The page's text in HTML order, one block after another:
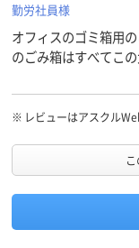
勤労社員様
オフィスのゴミ箱用
のごみ箱はすべてこ
※ レビューはアスクル